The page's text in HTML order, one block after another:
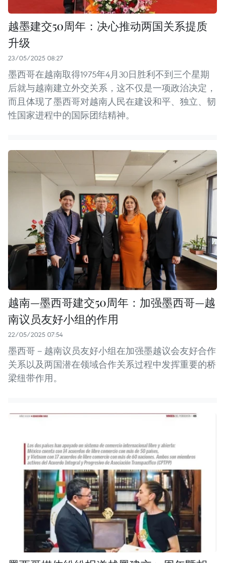
越墨建交50周年：决心推动两国关系提质
升级
23/05/2025 08:27
墨西哥在越南取得1975年4月30日胜利不到三个星期
后就与越南建立外交关系，这不仅是一项政治决定，
而且体现了墨西哥对越南人民在建设和平、独立、韧
性国家进程中的国际团结精神。
越南—墨西哥建交50周年：加强墨西哥—越
南议员友好小组的作用
22/05/2025 07:54
墨西哥－越南议员友好小组在加强墨越议会友好合作
关系以及两国潜在领域合作关系过程中发挥重要的桥
梁纽带作用。